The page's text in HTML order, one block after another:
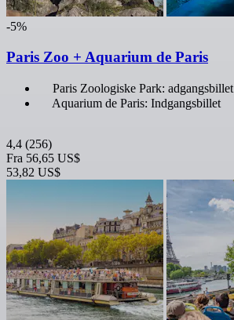
-5%
Paris Zoo + Aquarium de Paris
Paris Zoologiske Park: adgangsbillet
Aquarium de Paris: Indgangsbillet
4,4 (256)
Fra 56,65 US$
53,82 US$